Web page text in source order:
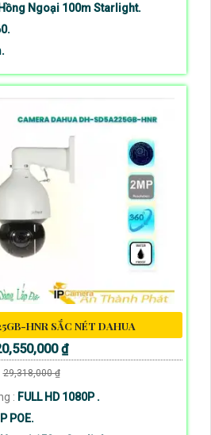
Hồng Ngoại 100m Starlight.
HNR SẮC NÉT DAHUA
₫
29,318,000 ₫
: FULL HD 1080P .
IP POE.